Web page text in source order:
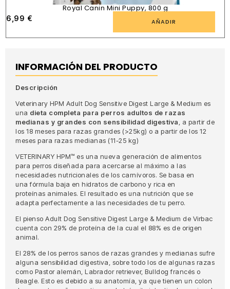
Royal Canin Mini Puppy, 800 g
6,99 € AÑADIR
INFORMACIÓN DEL PRODUCTO
Descripción
Veterinary HPM Adult Dog Sensitive Digest Large & Medium es
una dieta completa para perros adultos de razas
medianas y grandes con sensibilidad digestiva , a partir de
los 18 meses para razas grandes (>25kg) o a partir de los 12
meses para razas medianas (11-25 kg)
VETERINARY HPM™ es una nueva generación de alimentos
para perros diseñada para acercarse al máximo a las
necesidades nutricionales de los carnívoros. Se basa en
una fórmula baja en hidratos de carbono y rica en
proteínas animales. El resultado es una nutrición que se
adapta perfectamente a las necesidades de tu perro.
El pienso Adult Dog Sensitive Digest Large & Medium de Virbac
cuenta con 29% de proteína de la cual el 88% es de origen
animal.
El 28% de los perros sanos de razas grandes y medianas sufre
alguna sensibilidad digestiva, sobre todo los de algunas razas
como Pastor alemán, Labrador retriever, Bulldog francés o
Beagle. Esto es debido a su anatomía, ya que tienen un colon